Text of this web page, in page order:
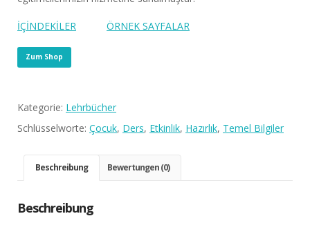
İÇİNDEKİLER ÖRNEK SAYFALAR
Zum Shop
Kategorie: Lehrbücher
Schlüsselworte: Çocuk, Ders, Etkinlik, Hazırlık, Temel Bilgiler
Beschreibung Bewertungen (0)
Beschreibung